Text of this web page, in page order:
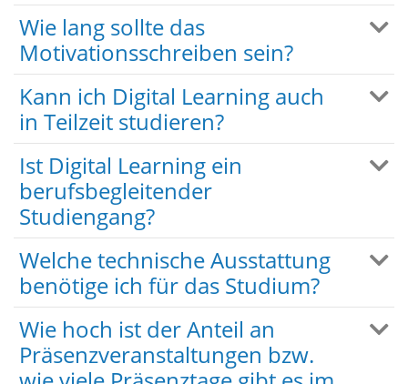
Wie lang sollte das
Motivationsschreiben sein?
Kann ich Digital Learning auch
in Teilzeit studieren?
Ist Digital Learning ein
berufsbegleitender
Studiengang?
Welche technische Ausstattung
benötige ich für das Studium?
Wie hoch ist der Anteil an
Präsenzveranstaltungen bzw.